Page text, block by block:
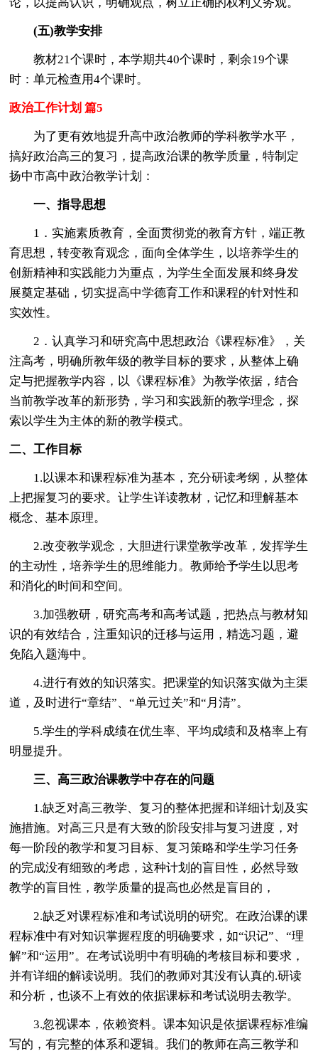
(五)教学安排
教材21个课时，本学期共40个课时，剩余19个课
时：单元检查用4个课时。
政治工作计划 篇5
为了更有效地提升高中政治教师的学科教学水平，
搞好政治高三的复习，提高政治课的教学质量，特制定
扬中市高中政治教学计划：
一、指导思想
1．实施素质教育，全面贯彻党的教育方针，端正教
育思想，转变教育观念，面向全体学生，以培养学生的
创新精神和实践能力为重点，为学生全面发展和终身发
展奠定基础，切实提高中学德育工作和课程的针对性和
实效性。
2．认真学习和研究高中思想政治《课程标准》，关
注高考，明确所教年级的教学目标的要求，从整体上确
定与把握教学内容，以《课程标准》为教学依据，结合
当前教学改革的新形势，学习和实践新的教学理念，探
索以学生为主体的新的教学模式。
二、工作目标
1.以课本和课程标准为基本，充分研读考纲，从整体
上把握复习的要求。让学生详读教材，记忆和理解基本
概念、基本原理。
2.改变教学观念，大胆进行课堂教学改革，发挥学生
的主动性，培养学生的思维能力。教师给予学生以思考
和消化的时间和空间。
3.加强教研，研究高考和高考试题，把热点与教材知
识的有效结合，注重知识的迁移与运用，精选习题，避
免陷入题海中。
4.进行有效的知识落实。把课堂的知识落实做为主渠
道，及时进行“章结”、“单元过关”和“月清”。
5.学生的学科成绩在优生率、平均成绩和及格率上有
明显提升。
三、高三政治课教学中存在的问题
1.缺乏对高三教学、复习的整体把握和详细计划及实
施措施。对高三只是有大致的阶段安排与复习进度，对
每一阶段的教学和复习目标、复习策略和学生学习任务
的完成没有细致的考虑，这种计划的盲目性，必然导致
教学的盲目性，教学质量的提高也必然是盲目的，
2.缺乏对课程标准和考试说明的研究。在政治课的课
程标准中有对知识掌握程度的明确要求，如“识记”、“理
解”和“运用”。在考试说明中有明确的考核目标和要求，
并有详细的解读说明。我们的教师对其没有认真的.研读
和分析，也谈不上有效的依据课标和考试说明去教学。
3.忽视课本，依赖资料。课本知识是依据课程标准编
写的，有完整的体系和逻辑。我们的教师在高三教学和